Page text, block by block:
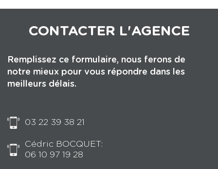
CONTACTER L'AGENCE
Remplissez ce formulaire, nous ferons de
notre mieux pour vous répondre dans les
meilleurs délais.
03 22 39 38 21
Cédric BOCQUET:
06 10 97 19 28